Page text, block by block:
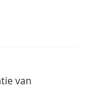
van